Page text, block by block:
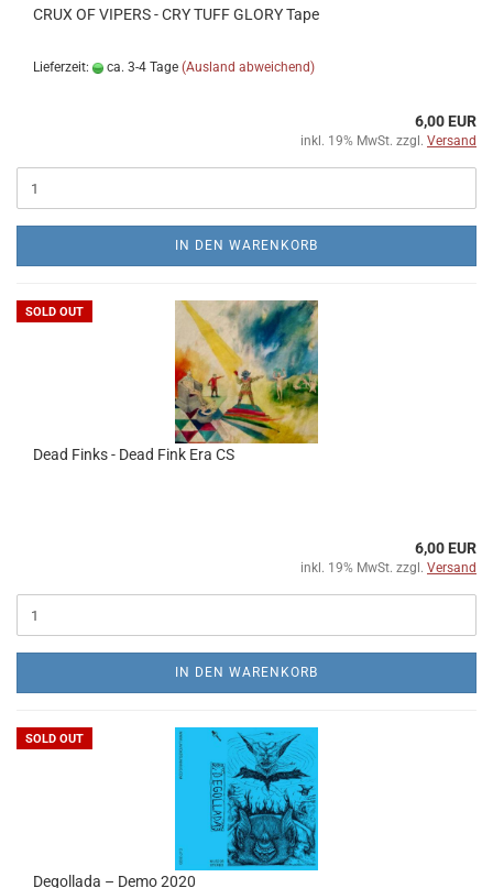
CRUX OF VIPERS - CRY TUFF GLORY Tape
Lieferzeit: ca. 3-4 Tage (Ausland abweichend)
6,00 EUR
inkl. 19% MwSt. zzgl. Versand
IN DEN WARENKORB
SOLD OUT
Dead Finks - Dead Fink Era CS
6,00 EUR
inkl. 19% MwSt. zzgl. Versand
IN DEN WARENKORB
SOLD OUT
Degollada ‎– Demo 2020